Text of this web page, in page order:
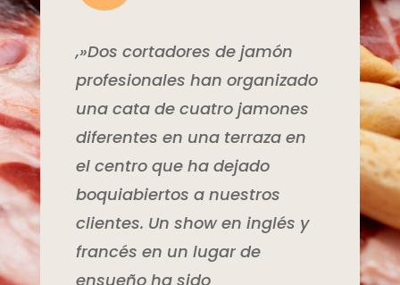
,»Dos cortadores de jamón
profesionales han organizado
una cata de cuatro jamones
diferentes en una terraza en
el centro que ha dejado
boquiabiertos a nuestros
clientes. Un show en inglés y
francés en un lugar de
ensueño ha sido